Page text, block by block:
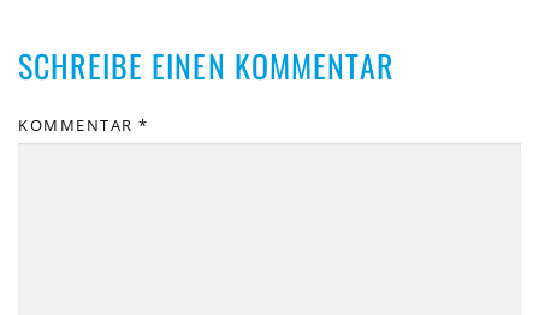
SCHREIBE EINEN KOMMENTAR
KOMMENTAR *